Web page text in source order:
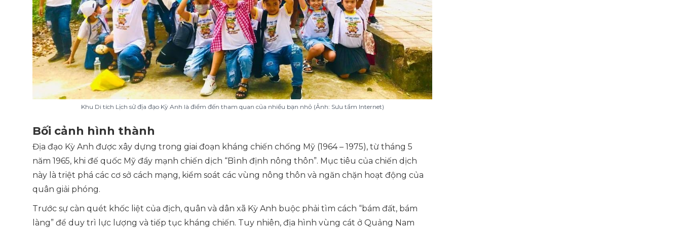
Khu Di tích Lịch sử địa đạo Kỳ Anh là điểm đến tham quan của nhiều bạn nhỏ (Ảnh: Sưu tầm Internet)
Bối cảnh hình thành
Địa đạo Kỳ Anh được xây dựng trong giai đoạn kháng chiến chống Mỹ (1964 – 1975), từ tháng 5
năm 1965, khi đế quốc Mỹ đẩy mạnh chiến dịch “Bình định nông thôn”. Mục tiêu của chiến dịch
này là triệt phá các cơ sở cách mạng, kiểm soát các vùng nông thôn và ngăn chặn hoạt động của
quân giải phóng.
Trước sự càn quét khốc liệt của địch, quân và dân xã Kỳ Anh buộc phải tìm cách “bám đất, bám
làng” để duy trì lực lượng và tiếp tục kháng chiến. Tuy nhiên, địa hình vùng cát ở Quảng Nam